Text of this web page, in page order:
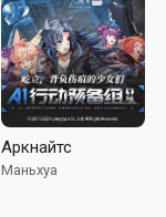
Аркнайтс
Маньхуа